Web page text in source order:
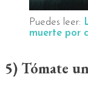
Puedes leer:
muerte por
5) Tómate